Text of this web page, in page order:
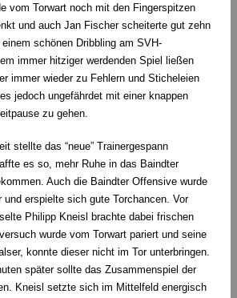
vom Torwart noch mit den Fingerspitzen
und auch Jan Fischer scheiterte gut zehn
schönen Dribbling am SVH-
immer hitziger werdenden Spiel ließen
immer wieder zu Fehlern und Sticheleien
jedoch ungefährdet mit einer knappen
zu gehen.
stellte das “neue” Trainergespann
es so, mehr Ruhe in das Baindter
Auch die Baindter Offensive wurde
erspielte sich gute Torchancen. Vor
Philipp Kneisl brachte dabei frischen
wurde vom Torwart pariert und seine
konnte dieser nicht im Tor unterbringen.
später sollte das Zusammenspiel der
Kneisl setzte sich im Mittelfeld energisch